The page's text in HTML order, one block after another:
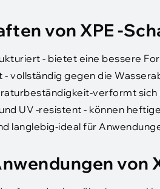
von XPE -
- bietet eine bessere
- vollständig gegen die
verformt sich
UV -resistent - können
langlebig-ideal für
von